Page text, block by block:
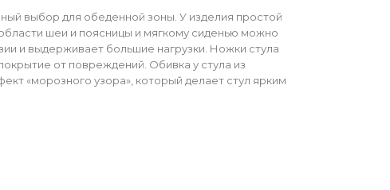
выбор для обеденной зоны. У изделия простой
шеи и поясницы и мягкому сиденью можно
и выдерживает большие нагрузки. Ножки стула
от повреждений. Обивка у стула из
«морозного узора», который делает стул ярким